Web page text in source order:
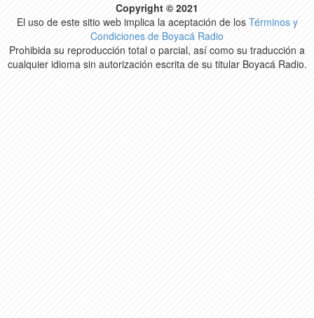
Copyright © 2021
El uso de este sitio web implica la aceptación de los Términos y
Condiciones de Boyacá Radio
Prohibida su reproducción total o parcial, así como su traducción a
cualquier idioma sin autorización escrita de su titular Boyacá Radio.